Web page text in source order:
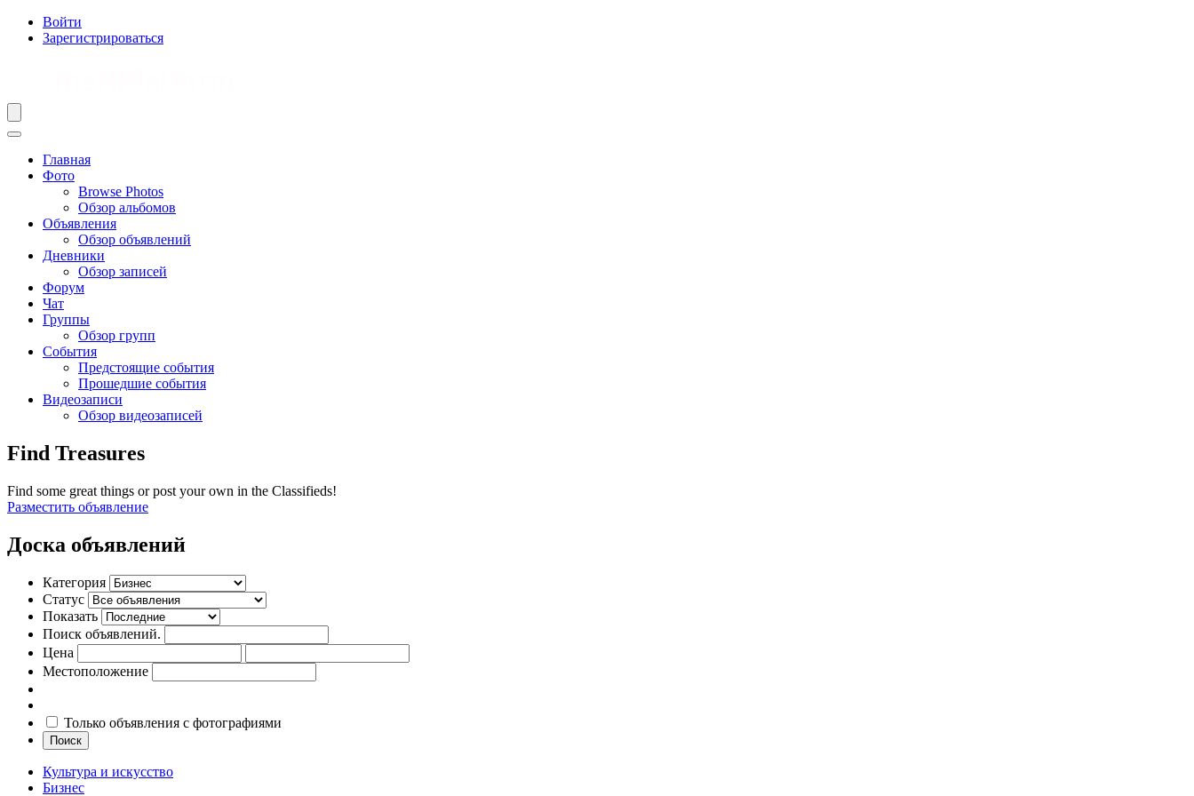
Войти
Зарегистрироваться
Главная
Фото
Browse Photos
Обзор альбомов
Объявления
Обзор объявлений
Дневники
Обзор записей
Форум
Чат
Группы
Обзор групп
События
Предстоящие события
Прошедшие события
Видеозаписи
Обзор видеозаписей
Find Treasures
Find some great things or post your own in the Classifieds!
Разместить объявление
Доска объявлений
Категория
Статус
Показать
Поиск объявлений.
Цена
Местоположение
Только объявления с фотографиями
Поиск
Культура и искусство
Бизнес